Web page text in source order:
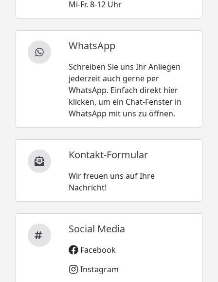
Mi-Fr. 8-12 Uhr
WhatsApp
Schreiben Sie uns Ihr Anliegen
jederzeit auch gerne per
WhatsApp. Einfach direkt hier
klicken, um ein Chat-Fenster in
WhatsApp mit uns zu öffnen.
Kontakt-Formular
Wir freuen uns auf Ihre
Nachricht!
Social Media
Facebook
Instagram